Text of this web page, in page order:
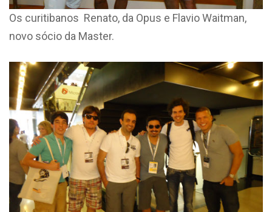
Os curitibanos Renato, da Opus e Flavio Waitman,
novo sócio da Master.